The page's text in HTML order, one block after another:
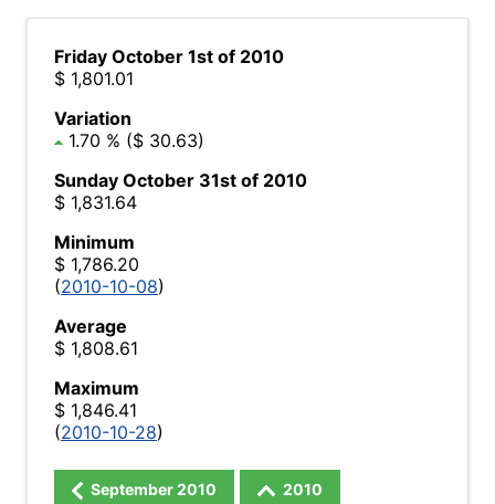
Friday October 1st of 2010
$ 1,801.01
Variation
1.70 % ($ 30.63)
Sunday October 31st of 2010
$ 1,831.64
Minimum
$ 1,786.20
(2010-10-08)
Average
$ 1,808.61
Maximum
$ 1,846.41
(2010-10-28)
September2010 2010